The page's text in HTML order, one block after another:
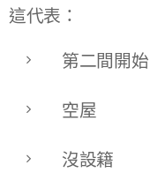
這代表：
第二間開始
空屋
沒設籍